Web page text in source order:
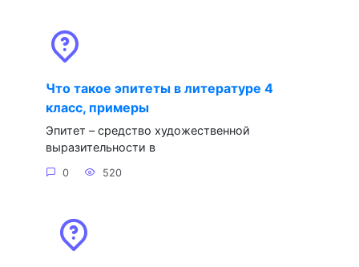
Что такое эпитеты в литературе 4
класс, примеры
Эпитет – средство художественной
выразительности в
0 520